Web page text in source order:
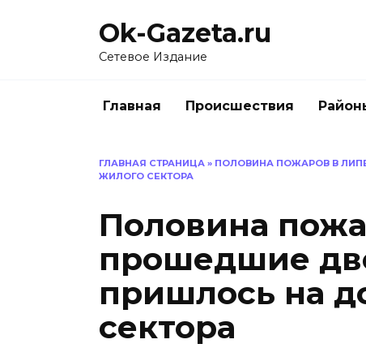
Ok-Gazeta.ru
Сетевое Издание
Главная Происшествия
ГЛАВНАЯ СТРАНИЦА » ПОЛОВИНА ПОЖАРОВ В
ЖИЛОГО СЕКТОРА
Половина
прошедшие
пришлось на
сектора